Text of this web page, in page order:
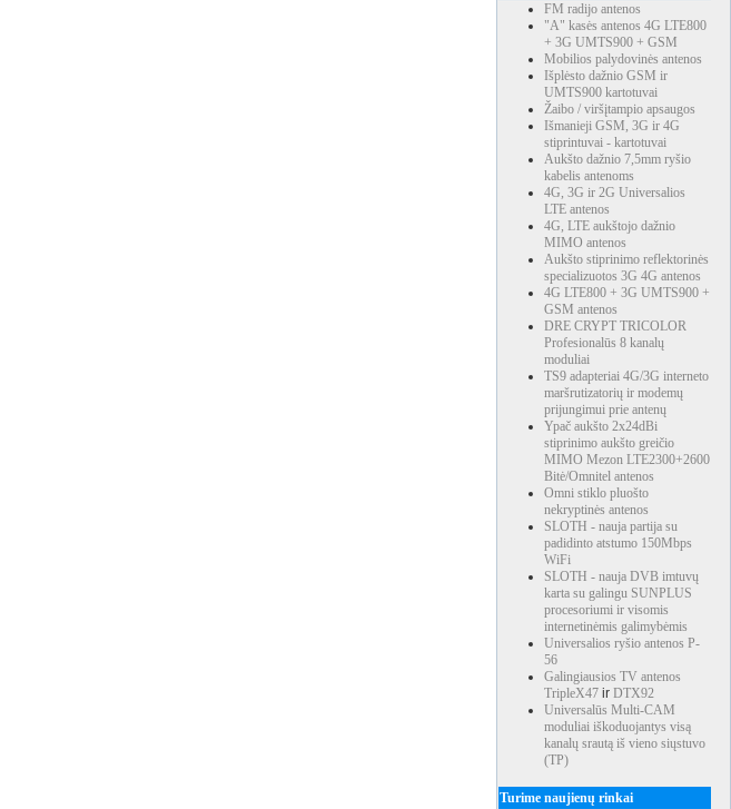
FM radijo antenos
"A" kasės antenos 4G LTE800
+ 3G UMTS900 + GSM
Mobilios palydovinės antenos
Išplėsto dažnio GSM ir
UMTS900 kartotuvai
Žaibo / viršįtampio apsaugos
Išmanieji GSM, 3G ir 4G
stiprintuvai - kartotuvai
Aukšto dažnio 7,5mm ryšio
kabelis antenoms
4G, 3G ir 2G Universalios
LTE antenos
4G, LTE aukštojo dažnio
MIMO antenos
Aukšto stiprinimo reflektorinės
specializuotos 3G 4G antenos
4G LTE800 + 3G UMTS900 +
GSM antenos
DRE CRYPT TRICOLOR
Profesionalūs 8 kanalų
moduliai
TS9 adapteriai 4G/3G interneto
maršrutizatorių ir modemų
prijungimui prie antenų
Ypač aukšto 2x24dBi
stiprinimo aukšto greičio
MIMO Mezon LTE2300+2600
Bitė/Omnitel antenos
Omni stiklo pluošto
nekryptinės antenos
SLOTH - nauja partija su
padidinto atstumo 150Mbps
WiFi
SLOTH - nauja DVB imtuvų
karta su galingu SUNPLUS
procesoriumi ir visomis
internetinėmis galimybėmis
Universalios ryšio antenos P-
56
Galingiausios TV antenos
TripleX47 ir DTX92
Universalūs Multi-CAM
moduliai iškoduojantys visą
kanalų srautą iš vieno siųstuvo
(TP)
Turime naujienų rinkai